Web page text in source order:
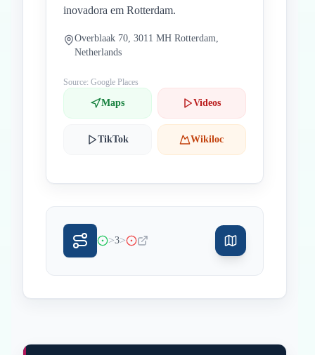
inovadora em Rotterdam.
Overblaak 70, 3011 MH Rotterdam,
Netherlands
Source: Google Places
Maps Videos
TikTok Wikiloc
>3>